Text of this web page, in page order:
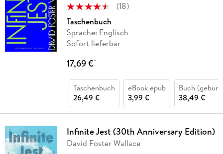
(18)
Taschenbuch
Sprache: Englisch
Sofort lieferbar
17,69 €*
Taschenbuch
26,49 €
eBook epub
3,99 €
Buch
38,49 €
Infinite Jest (30th Anniversary Edition)
David Foster Wallace